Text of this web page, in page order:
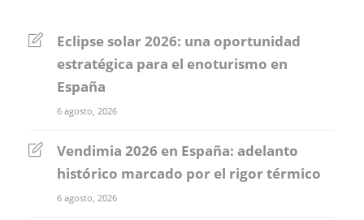
Eclipse solar 2026: una oportunidad
estratégica para el enoturismo en
España
6 agosto, 2026
Vendimia 2026 en España: adelanto
histórico marcado por el rigor térmico
6 agosto, 2026